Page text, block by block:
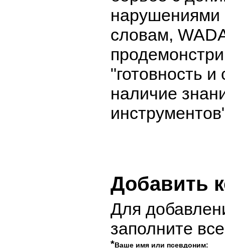
нарушениями
словам,
"готовность и
наличие
Добавить
Для
заполните
*Ваше имя или псевдоним: